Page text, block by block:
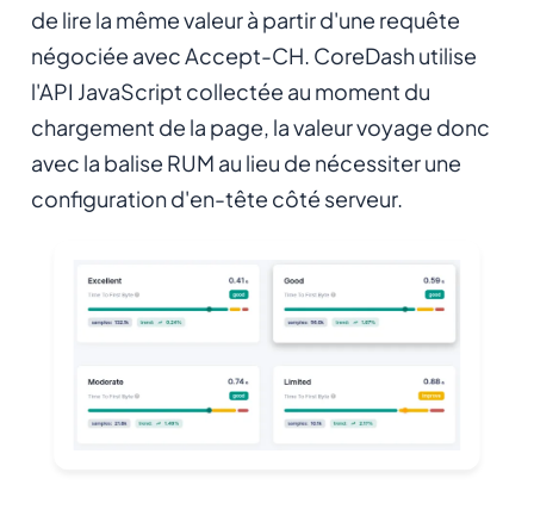
de lire la même valeur à partir d'une requête
négociée avec Accept-CH. CoreDash utilise
l'API JavaScript collectée au moment du
chargement de la page, la valeur voyage donc
avec la balise RUM au lieu de nécessiter une
configuration d'en-tête côté serveur.